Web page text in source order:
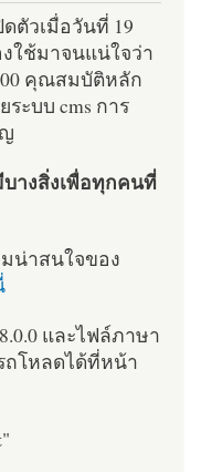
ดตัวเมื่อวันที่ 19
ใช้มาจนแน่ใจว่า
คุณสมบัติหลัก
ะบบ cms การ
บางสิ่งเพื่อทุกคนที่
น่าสนใจของ
และไฟล์ภาษา
โหลดได้ที่หน้า
"